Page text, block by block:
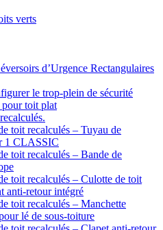
verts
d’Urgence Rectangulaires
le trop-plein de sécurité
pour toit plat
toit recalculés – Tuyau de
1 CLASSIC
toit recalculés – Bande de
toit recalculés – Culotte de toit
anti-retour intégré
toit recalculés – Manchette
lé de sous-toiture